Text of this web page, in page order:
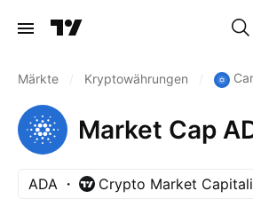
Märkte Kryptowährungen
Market Cap
ADA Crypto Market